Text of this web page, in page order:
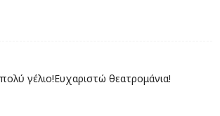
γέλιο!Ευχαριστώ θεατρομάνια!